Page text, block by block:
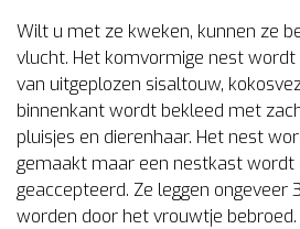
Wilt u met ze kweken, kunnen ze
vlucht. Het komvormige nest
van uitgeplozen sisaltouw,
binnenkant wordt bekleed met
pluisjes en dierenhaar. Het nest
gemaakt maar een nestkastwordt
geaccepteerd. Ze leggen ongeveer
worden door het vrouwtje